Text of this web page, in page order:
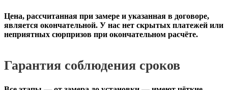
Цена, рассчитанная при замере и указанная в договоре,
является окончательной. У нас нет скрытых платежей или
неприятных сюрпризов при окончательном расчёте.
Гарантия соблюдения сроков